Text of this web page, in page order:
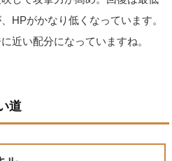
HPがかなり低くなっています。
近い配分になっていますね。
道